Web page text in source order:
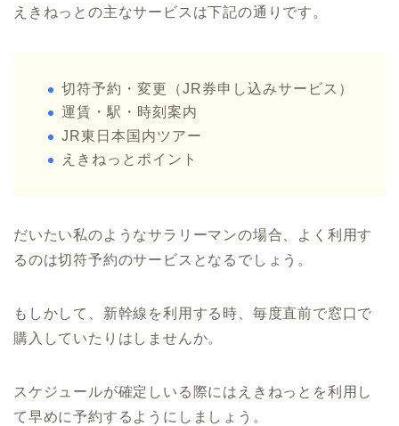
えきねっとの主なサービスは下記の通りです。
切符予約・変更（JR券申し込みサービス）
運賃・駅・時刻案内
JR東日本国内ツアー
えきねっとポイント
だいたい私のようなサラリーマンの場合、よく利用す
るのは切符予約のサービスとなるでしょう。
もしかして、新幹線を利用する時、毎度直前で窓口で
購入していたりはしませんか。
スケジュールが確定しいる際にはえきねっとを利用し
て早めに予約するようにしましょう。